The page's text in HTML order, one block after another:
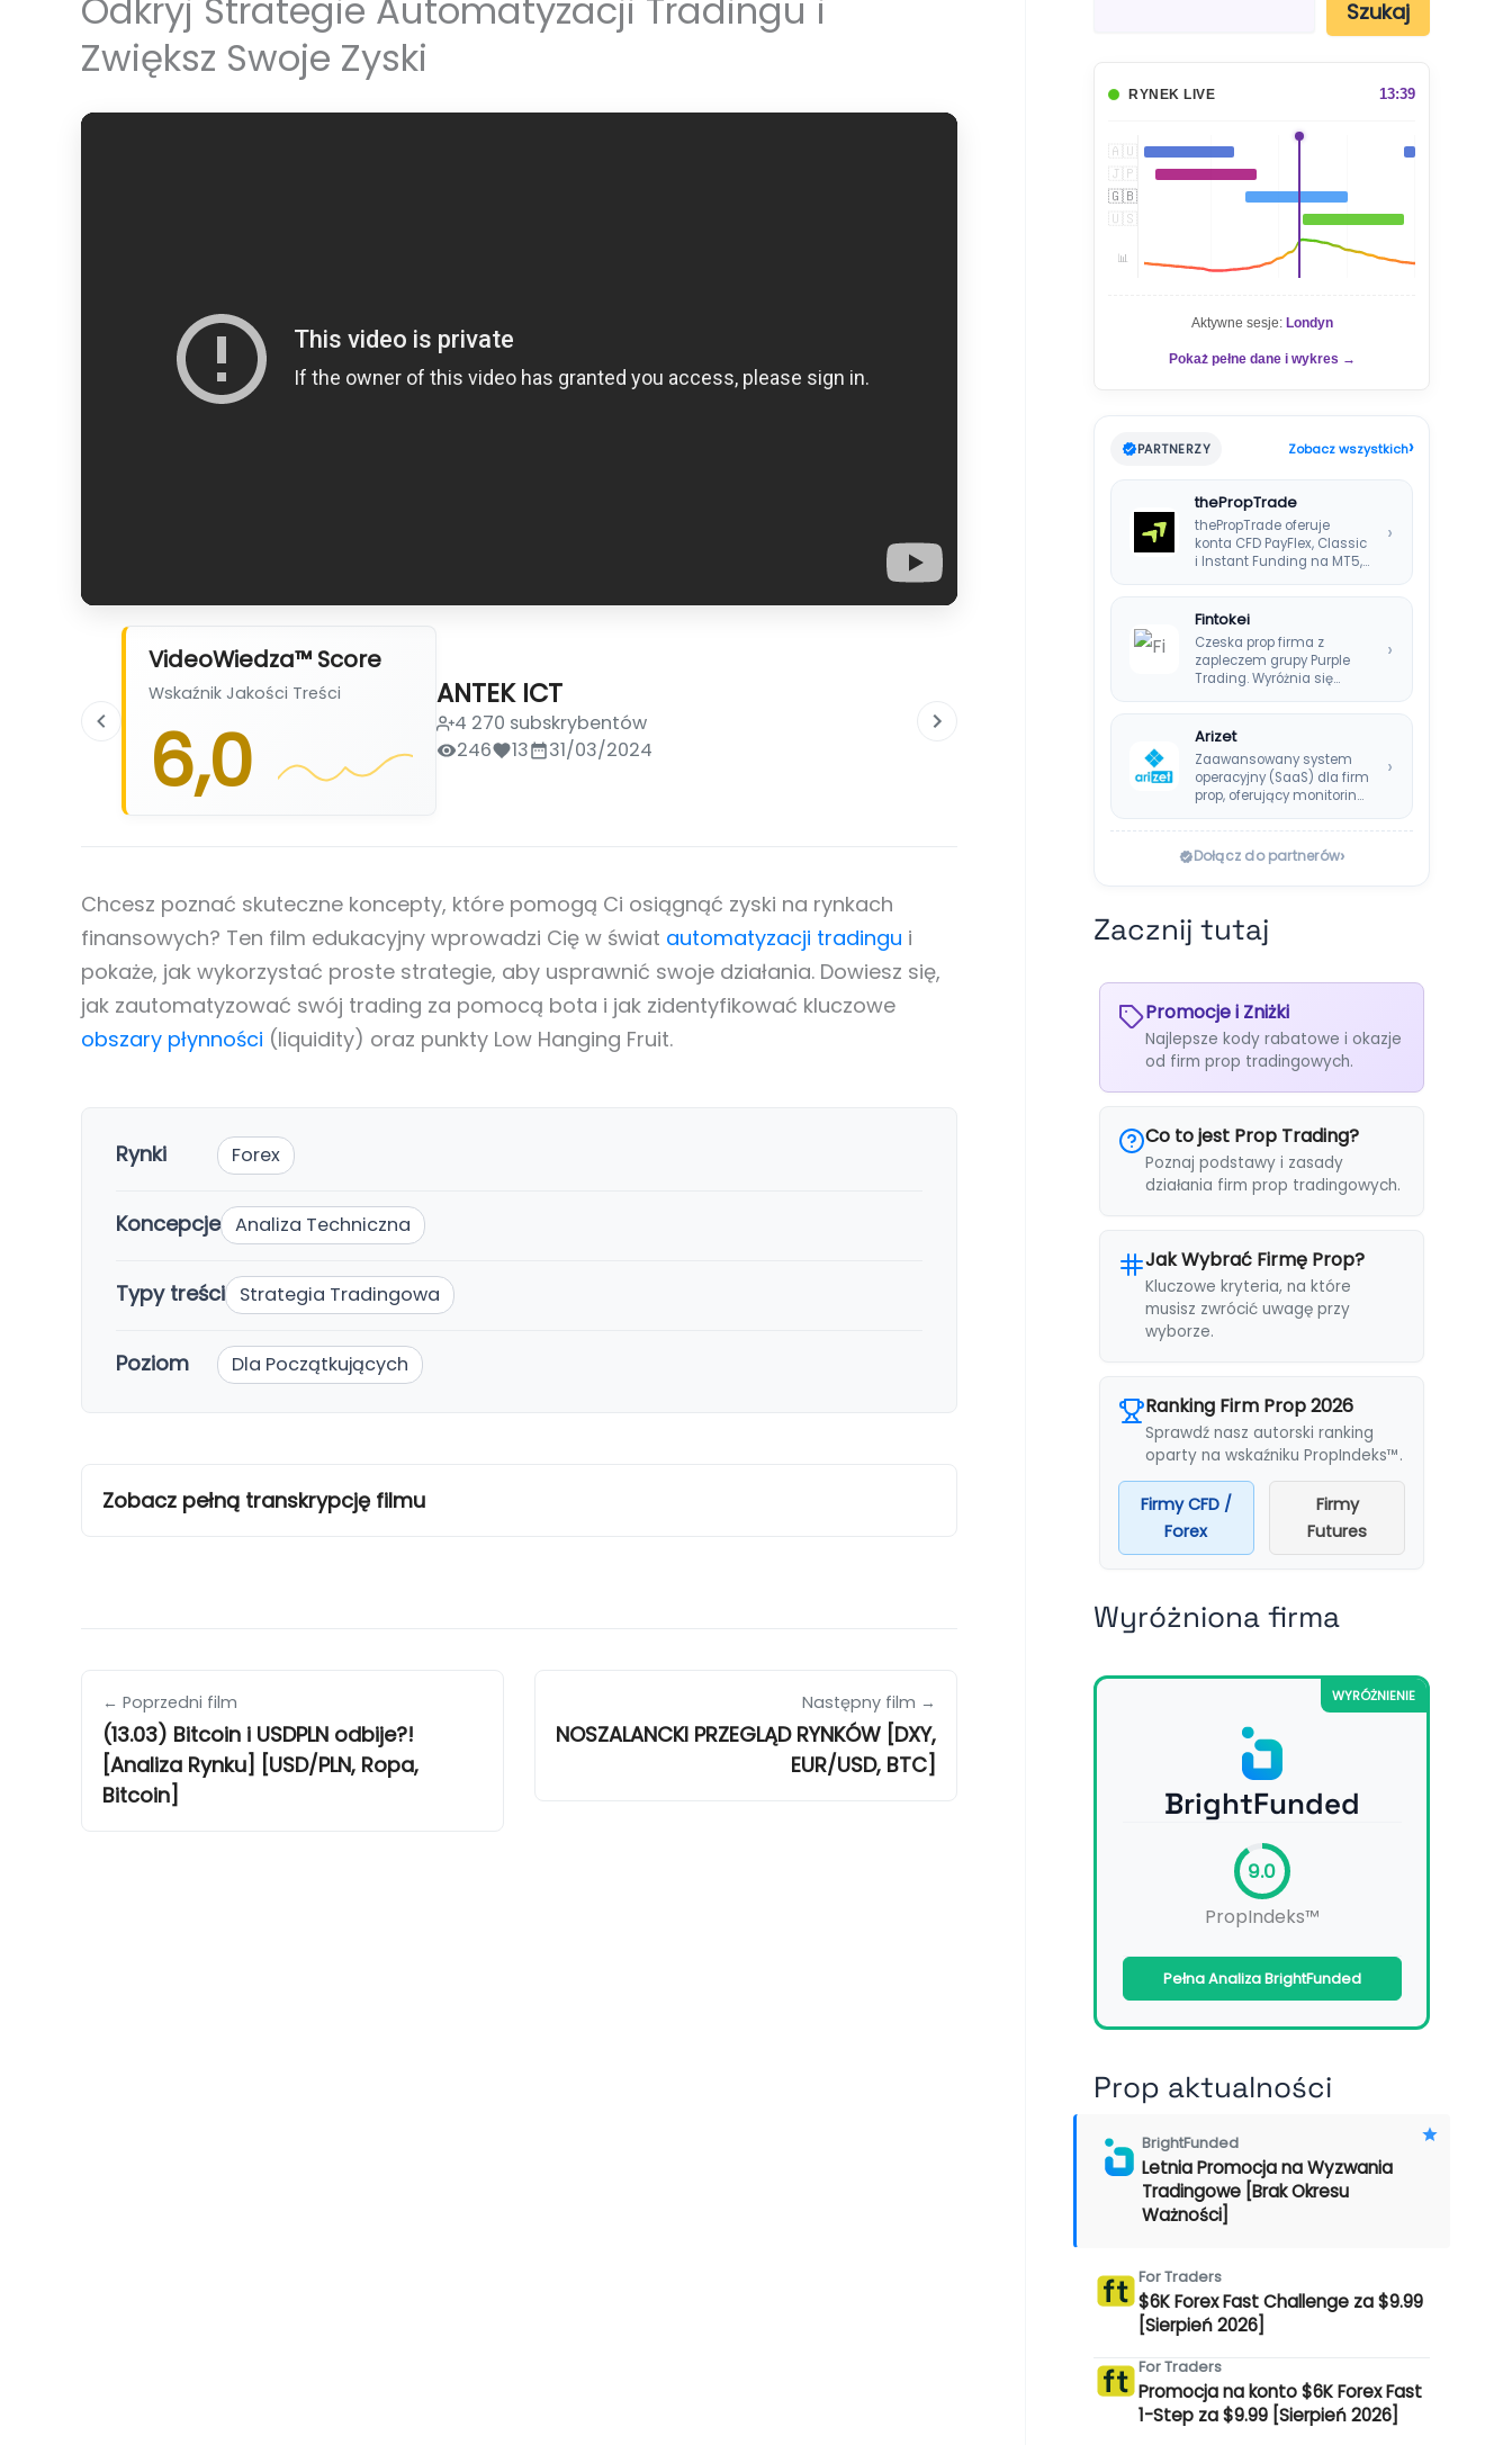
Odkryj Strategie Automatyzacji Tradingu i
Zwiększ Swoje Zyski
VideoWiedza™ Score
Wskaźnik Jakości Treści
6,0
ANTEK ICT
4 270 subskrybentów
246
13 31/03/2024
Chcesz poznać skuteczne koncepty, które pomogą Ci osiągnąć zyski na rynkach
finansowych? Ten film edukacyjny wprowadzi Cię w świat automatyzacji tradingu i
pokaże, jak wykorzystać proste strategie, aby usprawnić swoje działania. Dowiesz się,
jak zautomatyzować swój trading za pomocą bota i jak zidentyfikować kluczowe
obszary płynności (liquidity) oraz punkty Low Hanging Fruit.
Rynki Forex
Koncepcje Analiza Techniczna
Typy treści Strategia Tradingowa
Poziom Dla Początkujących
Zobacz pełną transkrypcję filmu
← Poprzedni film
(13.03) Bitcoin i USDPLN odbije?!
[Analiza Rynku] [USD/PLN, Ropa,
Bitcoin]
Następny film →
NOSZALANCKI PRZEGLĄD RYNKÓW [DXY,
EUR/USD, BTC]
Szukaj
RYNEK LIVE 13:39
🇦🇺
🇯🇵
🇬🇧
🇺🇸
📊
Aktywne sesje: Londyn
Pokaż pełne dane i wykres →
PARTNERZY Zobacz wszystkich›
thePropTrade
thePropTrade oferuje
konta CFD PayFlex, Classic
i Instant Funding na MT5,
›
Fintokei
Czeska prop firma z
zapleczem grupy Purple
Trading. Wyróżnia się
Payouts, wypłatami…
›
Arizet
Zaawansowany system
operacyjny (SaaS) dla firm
prop, oferujący monitoring
rzeczywistym i…
›
Dołącz do partnerów›
Zacznij tutaj
Promocje i Zniżki
Najlepsze kody rabatowe i okazje
od firm prop tradingowych.
Co to jest Prop Trading?
Poznaj podstawy i zasady
działania firm prop tradingowych.
Jak Wybrać Firmę Prop?
Kluczowe kryteria, na które
musisz zwrócić uwagę przy
wyborze.
Ranking Firm Prop 2026
Sprawdź nasz autorski ranking
oparty na wskaźniku PropIndeks™.
Firmy CFD /
Forex
Firmy
Futures
Wyróżniona firma
WYRÓŻNIENIE
BrightFunded
9.0
PropIndeks™
Pełna Analiza BrightFunded
Prop aktualności
BrightFunded
Letnia Promocja na Wyzwania
Tradingowe [Brak Okresu
Ważności]
For Traders
$6K Forex Fast Challenge za $9.99
[Sierpień 2026]
For Traders
Promocja na konto $6K Forex Fast
1-Step za $9.99 [Sierpień 2026]